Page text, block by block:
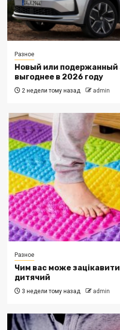
Разное
Новый или подержанный
выгоднее в 2026 году
2 недели тому назад admin
Разное
Чим вас може
дитячий
3 недели тому назад admin